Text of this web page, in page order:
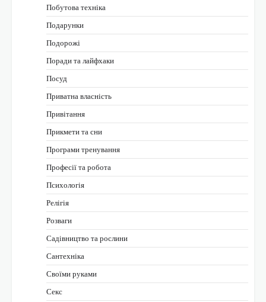
Побутова техніка
Подарунки
Подорожі
Поради та лайфхаки
Посуд
Приватна власність
Привітання
Прикмети та сни
Програми тренування
Професії та робота
Психологія
Релігія
Розваги
Садівництво та рослини
Сантехніка
Своїми руками
Секс